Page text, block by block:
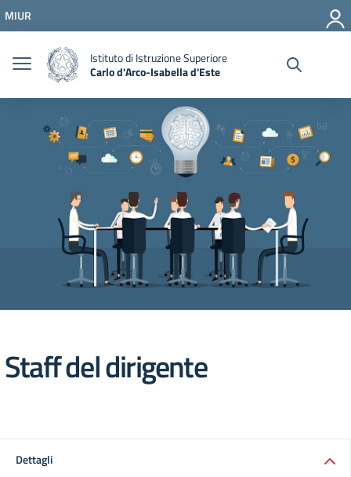
Vai al menu di navigazione
Vai al footer
MIUR
Istituto di Istruzione Superiore
Carlo d'Arco-Isabella d'Este
Staff del dirigente
Dettagli